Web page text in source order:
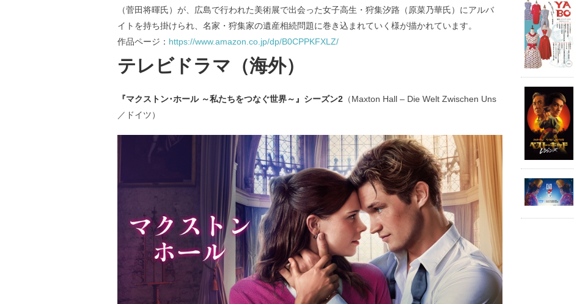
（菅田将暉氏）が、広島で行われた美術展で出会った女子高生・狩集汐路（原菜乃華氏）にアルバ
イトを持ち掛けられ、名家・狩集家の遺産相続問題に巻き込まれていく様が描かれています。
作品ページ： https://www.amazon.co.jp/dp/B0CPPKFXLZ/
テレビドラマ（海外）
『マクストン･ホール ～私たちをつなぐ世界～』シーズン2 （Maxton Hall – Die Welt Zwischen Uns
／ドイツ）